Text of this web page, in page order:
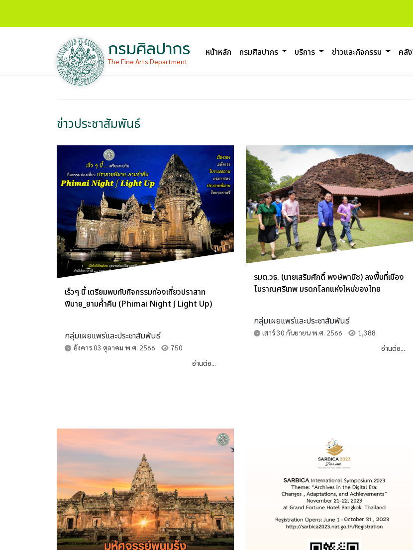
กรมศิลปากร
The Fine Arts Department
หน้าหลัก กรมศิลปากร บริการ ข่าวและกิจกรรม คลั
ข่าวประชาสัมพันธ์
เร็วๆ นี้ เตรียมพบกับกิจกรรมท่องเที่ยวปราสาท
พิมาย_ยามค่ำคืน (Phimai Night ∫ Light Up)
กลุ่มเผยแพร่และประชาสัมพันธ์
อังคาร 03 ตุลาคม พ.ศ. 2566 750
อ่านต่อ...
รมต.วธ. (นายเสริมศักดิ์ พงษ์พานิช) ลงพื้นที่เมือง
โบราณศรีเทพ มรดกโลกแห่งใหม่ของไทย
กลุ่มเผยแพร่และประชาสัมพันธ์
เสาร์ 30 กันยายน พ.ศ. 2566 1,388
อ่านต่อ...